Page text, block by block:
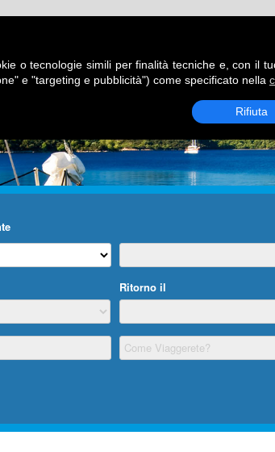
o tecnologie simili per finalità tecniche e, con il
e "targeting e pubblicità") come specificato nella
Rifiuta